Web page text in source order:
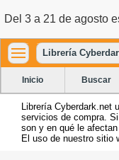
Del 3 a 21 de agosto
Librería
Inicio Buscar
Librería Cyberdark.net
servicios de compra.
son y en qué le
El uso de nuestro sitio